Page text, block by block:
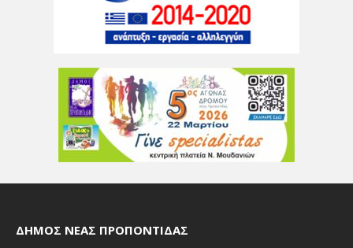
ΔΉΜΟΣ ΝΈΑΣ ΠΡΟΠΟΝΤΊΔΑΣ